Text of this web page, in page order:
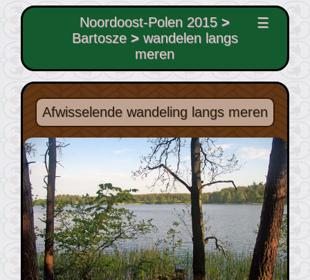
Noordoost-Polen 2015>
Bartosze> wandelen langs
meren
☰
Afwisselende wandeling langs meren